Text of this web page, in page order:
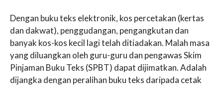
Dengan buku teks elektronik, kos percetakan (kertas
dan dakwat), penggudangan, pengangkutan dan
banyak kos-kos kecil lagi telah ditiadakan. Malah masa
yang diluangkan oleh guru-guru dan pengawas Skim
Pinjaman Buku Teks (SPBT) dapat dijimatkan. Adalah
dijangka dengan peralihan buku teks daripada cetak